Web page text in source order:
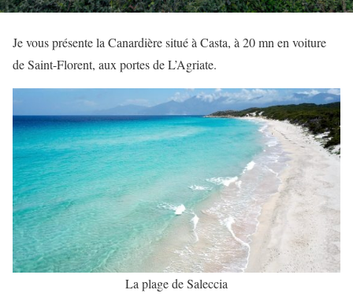
Je vous présente la Canardière situé à Casta, à 20 mn en voiture
de Saint-Florent, aux portes de L’Agriate.
La plage de Saleccia